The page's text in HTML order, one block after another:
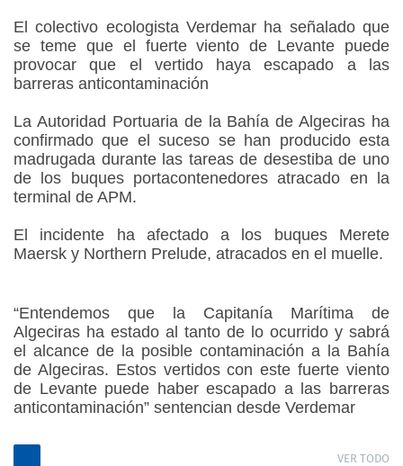
El colectivo ecologista Verdemar ha señalado que
se teme que el fuerte viento de Levante puede
provocar que el vertido haya escapado a las
barreras anticontaminación
La Autoridad Portuaria de la Bahía de Algeciras ha
confirmado que el suceso se han producido esta
madrugada durante las tareas de desestiba de uno
de los buques portacontenedores atracado en la
terminal de APM.
El incidente ha afectado a los buques Merete
Maersk y Northern Prelude, atracados en el muelle.
“Entendemos que la Capitanía Marítima de
Algeciras ha estado al tanto de lo ocurrido y sabrá
el alcance de la posible contaminación a la Bahía
de Algeciras. Estos vertidos con este fuerte viento
de Levante puede haber escapado a las barreras
anticontaminación” sentencian desde Verdemar
VER TODO